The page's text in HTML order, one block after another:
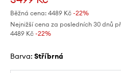
Běžná cena: 4489 Kč -22%
Nejnižší cena za posledních 30 dnů
4489 Kč -22%
Barva: stříbrná